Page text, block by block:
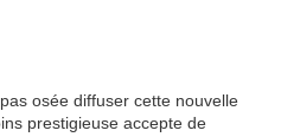
osée diffuser cette nouvelle
prestigieuse accepte de